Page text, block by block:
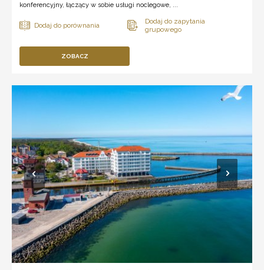
konferencyjny, łączący w sobie usługi noclegowe, ...
ZOBACZ